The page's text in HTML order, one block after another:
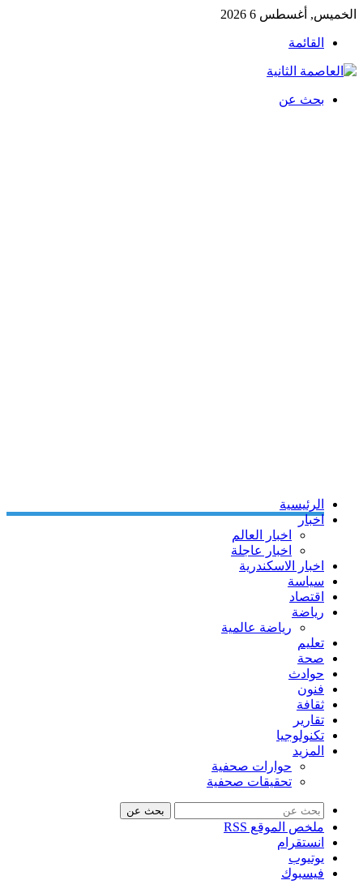
الخميس, أغسطس 6 2026
القائمة
بحث عن
الرئيسية
اخبار
اخبار العالم
اخبار عاجلة
اخبار الاسكندرية
سياسة
اقتصاد
رياضة
رياضة عالمية
تعليم
صحة
حوادث
فنون
ثقافة
تقارير
تكنولوجيا
المزيد
حوارات صحفية
تحقيقات صحفية
بحث عن
ملخص الموقع RSS
انستقرام
يوتيوب
فيسبوك